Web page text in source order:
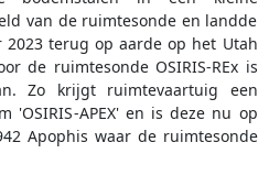
van de ruimtesonde en landde
2023 terug op aarde op het Utah
de ruimtesonde OSIRIS-REx is
Zo krijgt ruimtevaartuig een
'OSIRIS-APEX' en is deze nu op
Apophis waar de ruimtesonde